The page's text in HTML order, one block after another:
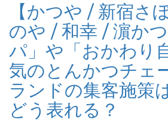
【かつや / 新宿さ
のや / 和幸 / 濵か
パ」や「おかわり
気のとんかつチェ
ランドの集客施策
どう表れる？